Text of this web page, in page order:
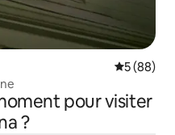
5 (88)
pour visiter
?